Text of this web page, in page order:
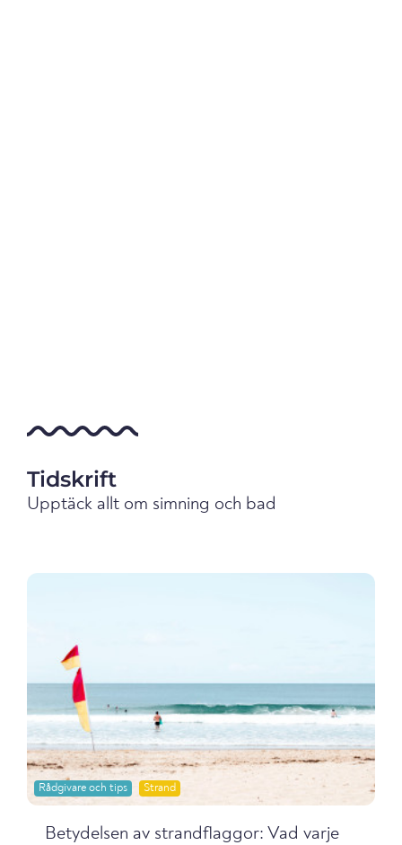
Tidskrift
Upptäck allt om simning och bad
Rådgivare och tips Strand
Betydelsen av strandflaggor: Vad varje